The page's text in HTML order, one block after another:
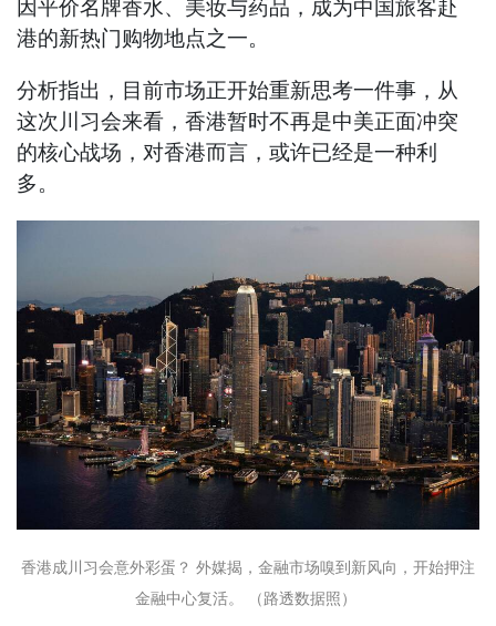
因平价名牌香水、美妆与药品，成为中国旅客赴
港的新热门购物地点之一。
分析指出，目前市场正开始重新思考一件事，从
这次川习会来看，香港暂时不再是中美正面冲突
的核心战场，对香港而言，或许已经是一种利
多。
香港成川习会意外彩蛋？ 外媒揭，金融市场嗅到新风向，开始押注
金融中心复活。 （路透数据照）